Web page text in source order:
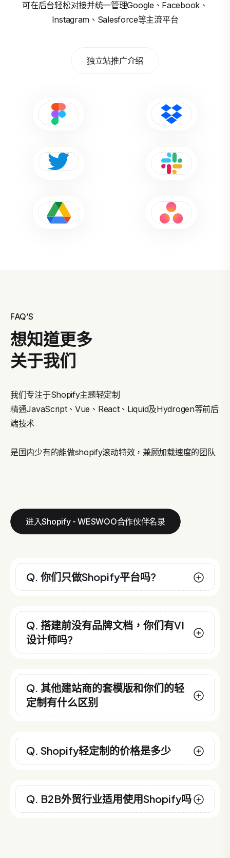
可在后台轻松对接并统一管理Google、Facebook、
Instagram、Salesforce等主流平台
独立站推广介绍
FAQ’S
想知道更多
关于我们
我们专注于Shopify主题轻定制
精通JavaScript、Vue、React、Liquid及Hydrogen等前后
端技术
是国内少有的能做shopify滚动特效，兼顾加载速度的团队
进入Shopify - WESWOO合作伙伴名录
Q. 你们只做Shopify平台吗?
Q. 搭建前没有品牌文档，你们有VI
设计师吗?
Q. 其他建站商的套模版和你们的轻
定制有什么区别
Q. Shopify轻定制的价格是多少
Q. B2B外贸行业适用使用Shopify吗